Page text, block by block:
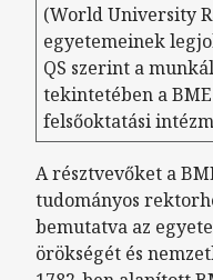
(World University
egyetemeinek
QS szerint a
tekintetében a
felsőoktatási
A résztvevőket a
tudományos
bemutatva az
örökségét és